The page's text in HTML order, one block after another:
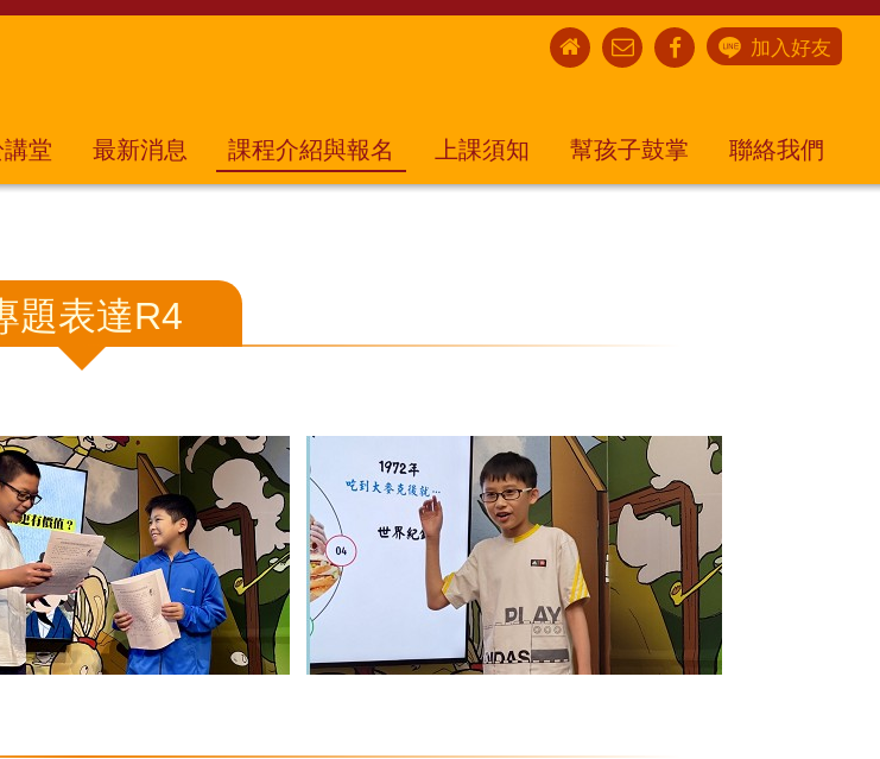
加入好友
講堂 最新消息 課程介紹與報名 上課須知 幫孩子鼓掌 聯絡我們
題表達R4